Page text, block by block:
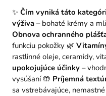
✨ Čím vyniká táto
výživa– bohaté krémy a
Obnova ochranného
funkciu pokožky 🌿
rastlinné oleje, ceramidy,
upokojujúce účinky–
vysúšaní🤲 Príjemná
sa vstrebávajúce,